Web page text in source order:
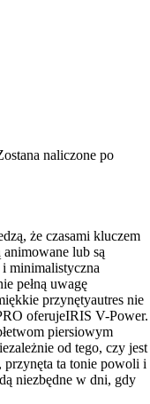
naliczone po
że czasami kluczem
lub są
minimalistyczna
pełną uwagę
przynętyautres nie
oferujeIRIS V-Power.
piersiowym
od tego, czy jest
przynęta ta tonie powoli i
niezbędne w dni, gdy